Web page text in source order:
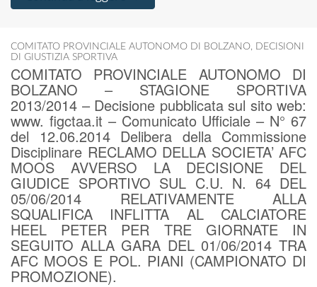
COMITATO PROVINCIALE AUTONOMO DI BOLZANO, DECISIONI
DI GIUSTIZIA SPORTIVA
COMITATO PROVINCIALE AUTONOMO DI
BOLZANO – STAGIONE SPORTIVA
2013/2014 – Decisione pubblicata sul sito web:
www. figctaa.it – Comunicato Ufficiale – N° 67
del 12.06.2014 Delibera della Commissione
Disciplinare RECLAMO DELLA SOCIETA’ AFC
MOOS AVVERSO LA DECISIONE DEL
GIUDICE SPORTIVO SUL C.U. N. 64 DEL
05/06/2014 RELATIVAMENTE ALLA
SQUALIFICA INFLITTA AL CALCIATORE
HEEL PETER PER TRE GIORNATE IN
SEGUITO ALLA GARA DEL 01/06/2014 TRA
AFC MOOS E POL. PIANI (CAMPIONATO DI
PROMOZIONE).